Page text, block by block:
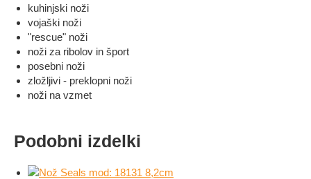
kuhinjski noži
vojaški noži
"rescue" noži
noži za ribolov in šport
posebni noži
zložljivi - preklopni noži
noži na vzmet
Podobni izdelki